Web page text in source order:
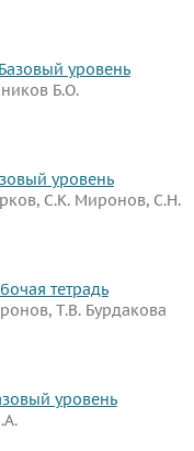
уровень
Б.О.
уровень
С.К. Миронов, С.Н.
тетрадь
Т.В. Бурдакова
уровень